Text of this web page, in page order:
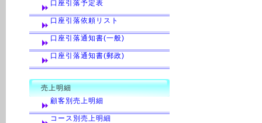
口座引落予定表
口座引落依頼リスト
口座引落通知書(一般)
口座引落通知書(郵政)
売上明細
顧客別売上明細
コース別売上明細